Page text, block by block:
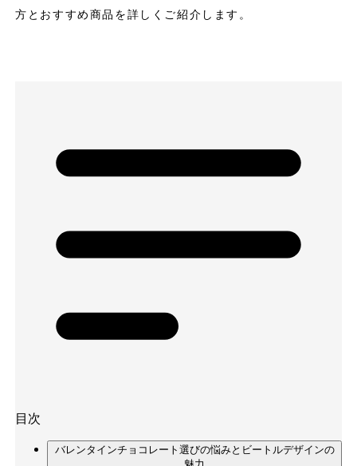
方とおすすめ商品を詳しくご紹介します。
目次
バレンタインチョコレート選びの悩みとビートルデザインの